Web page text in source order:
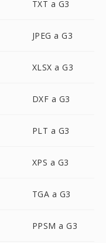
TXT a G3
JPEG a G3
XLSX a G3
DXF a G3
PLT a G3
XPS a G3
TGA a G3
PPSM a G3